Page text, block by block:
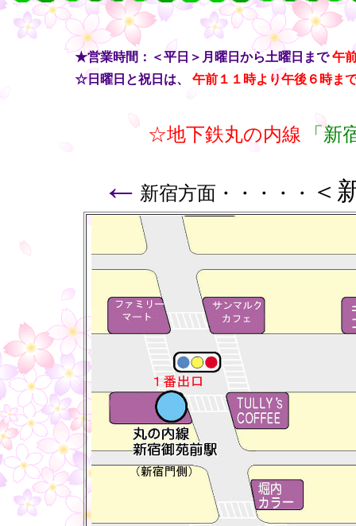
○
・・★営業時間：＜平日＞月曜日から土曜日まで 午
☆日曜日と祝日は、 午前１１時より午後６時ま
☆地下鉄丸の内線 「新
← 新宿方面・・・・・ ＜